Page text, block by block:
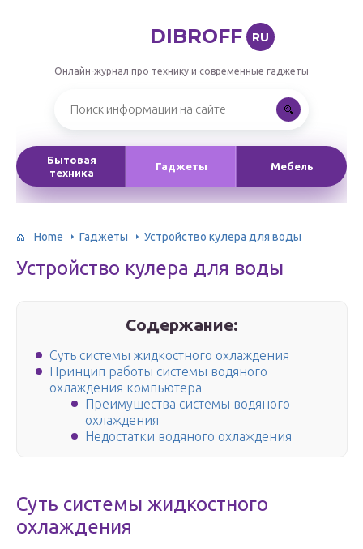
DIBROFF RU
Онлайн-журнал про технику и современные гаджеты
Бытовая
техника
Гаджеты Мебель
Home Гаджеты Устройство кулера для воды
Устройство кулера для воды
Содержание:
Суть системы жидкостного охлаждения
Принцип работы системы водяного
охлаждения компьютера
Преимущества системы водяного
охлаждения
Недостатки водяного охлаждения
Суть системы жидкостного
охлаждения